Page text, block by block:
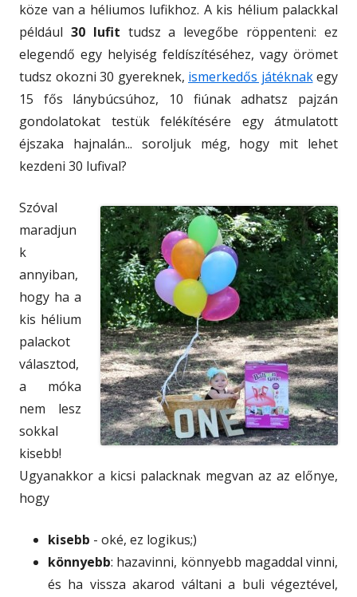
köze van a héliumos lufikhoz. A kis hélium palackkal
például 30 lufit tudsz a levegőbe röppenteni: ez
elegendő egy helyiség feldíszítéséhez, vagy örömet
tudsz okozni 30 gyereknek, ismerkedős játéknakegy
15 fős lánybúcsúhoz, 10 fiúnak adhatsz pajzán
gondolatokat testük felékítésére egy átmulatott
éjszaka hajnalán... soroljuk még, hogy mit lehet
kezdeni 30 lufival?
Szóval
maradjun
k
annyiban,
hogy ha a
kis hélium
palackot
választod,
a móka
nem lesz
sokkal
kisebb!
Ugyanakkor a kicsi palacknak megvan az az előnye,
hogy
kisebb - oké, ez logikus;)
könnyebb: hazavinni, könnyebb magaddal vinni,
és ha vissza akarod váltani a buli végeztével,